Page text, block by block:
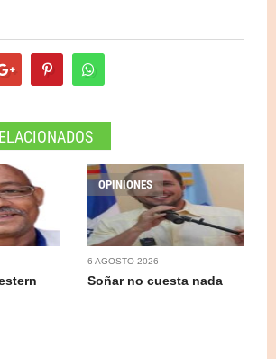
OPINIONES
6 AGOSTO 2026
Soñar no cuesta nada